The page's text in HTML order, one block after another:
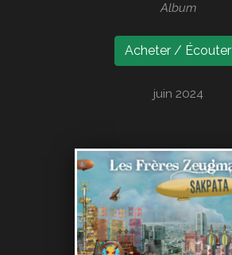
Album
Acheter / Écouter
juin 2024